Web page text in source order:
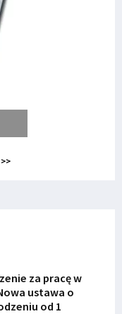
za pracę w
ustawa o
od 1